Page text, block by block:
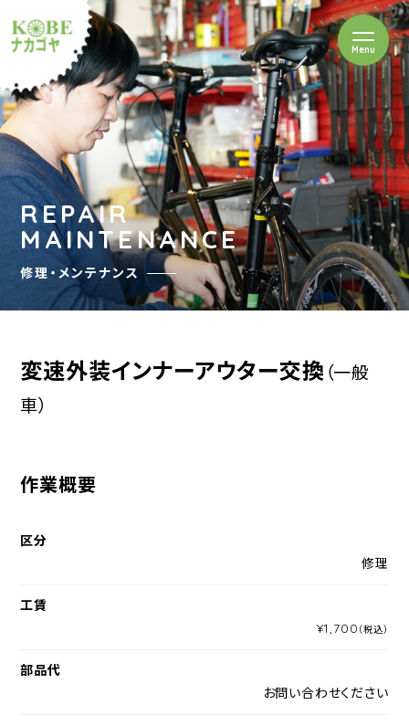
ルショップナカゴヤ
Menuを開閉
REPAIR
MAINTENANCE
修理・メンテナンス
変速外装インナーアウター交換 （一般
車）
作業概要
区分
修理
工賃
¥1,700 （税込）
部品代
お問い合わせください